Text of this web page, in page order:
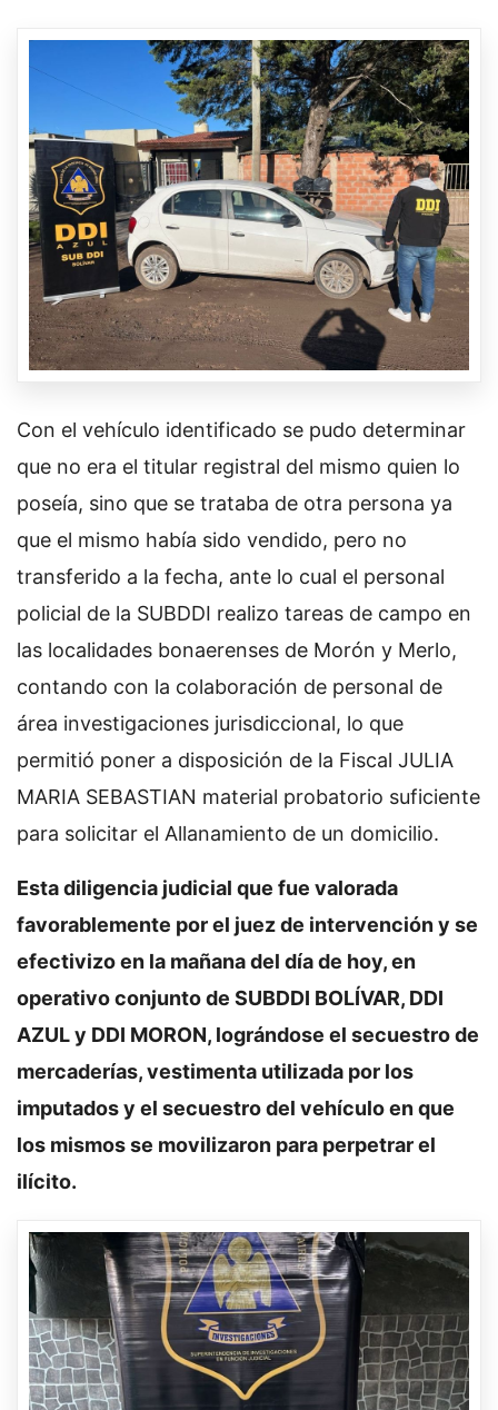
Con el vehículo identificado se pudo determinar
que no era el titular registral del mismo quien lo
poseía, sino que se trataba de otra persona ya
que el mismo había sido vendido, pero no
transferido a la fecha, ante lo cual el personal
policial de la SUBDDI realizo tareas de campo en
las localidades bonaerenses de Morón y Merlo,
contando con la colaboración de personal de
área investigaciones jurisdiccional, lo que
permitió poner a disposición de la Fiscal JULIA
MARIA SEBASTIAN material probatorio suficiente
para solicitar el Allanamiento de un domicilio.
Esta diligencia judicial que fue valorada
favorablemente por el juez de intervención y se
efectivizo en la mañana del día de hoy, en
operativo conjunto de SUBDDI BOLÍVAR, DDI
AZUL y DDI MORON, lográndose el secuestro de
mercaderías, vestimenta utilizada por los
imputados y el secuestro del vehículo en que
los mismos se movilizaron para perpetrar el
ilícito.